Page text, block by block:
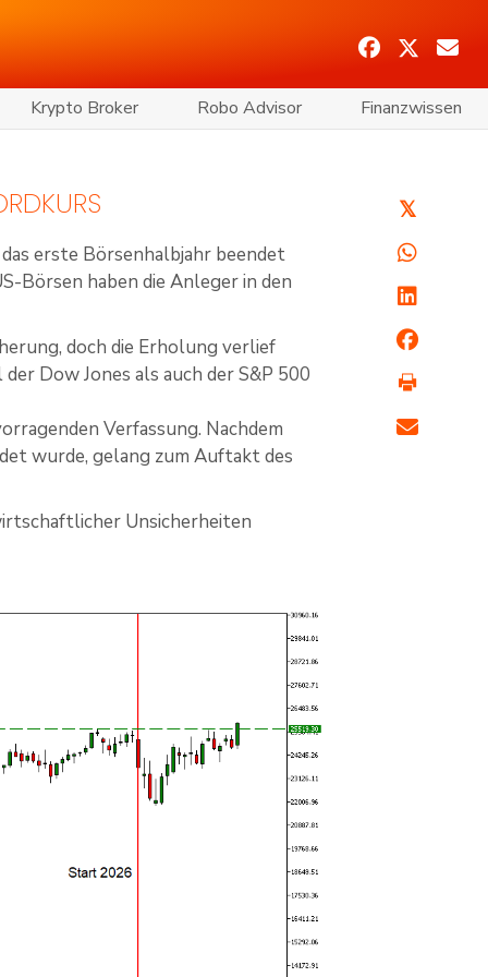
Krypto Broker Robo Advisor Finanzwissen
erste Börsenhalbjahr beendet
Börsen haben die Anleger in den
doch die Erholung verlief
Dow Jones als auch der S&P 500
Verfassung. Nachdem
wurde, gelang zum Auftakt des
Unsicherheiten
𝕏